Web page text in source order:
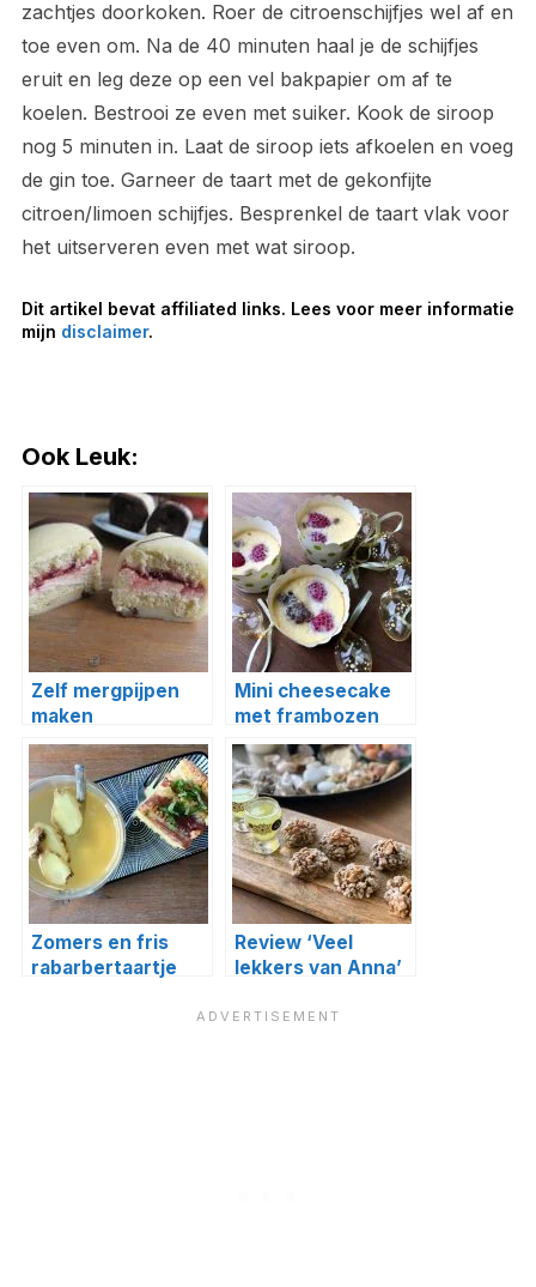
zachtjes doorkoken. Roer de citroenschijfjes wel af en
toe even om. Na de 40 minuten haal je de schijfjes
eruit en leg deze op een vel bakpapier om af te
koelen. Bestrooi ze even met suiker. Kook de siroop
nog 5 minuten in. Laat de siroop iets afkoelen en voeg
de gin toe. Garneer de taart met de gekonfijte
citroen/limoen schijfjes. Besprenkel de taart vlak voor
het uitserveren even met wat siroop.
Dit artikel bevat affiliated links. Lees voor meer informatie
mijn disclaimer.
Ook Leuk:
Zelf mergpijpen
maken
Mini cheesecake
met frambozen
Zomers en fris
rabarbertaartje
Review ‘Veel
lekkers van Anna’
walnootkoekjes